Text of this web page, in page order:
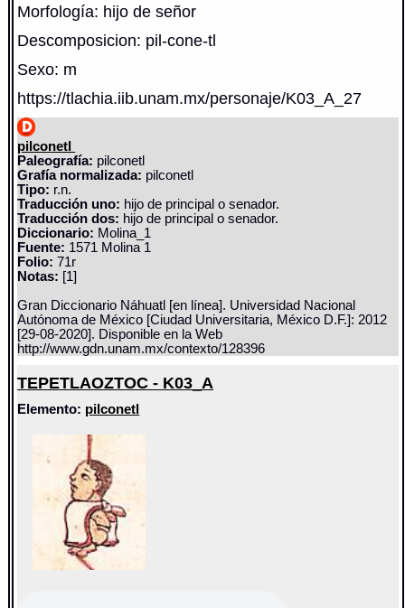
Morfología: hijo de señor
Descomposicion: pil-cone-tl
Sexo: m
https://tlachia.iib.unam.mx/personaje/K03_A_27
pilconetl
Paleografía: pilconetl
Grafía normalizada: pilconetl
Tipo: r.n.
Traducción uno: hijo de principal o senador.
Traducción dos: hijo de principal o senador.
Diccionario: Molina_1
Fuente: 1571 Molina 1
Folio: 71r
Notas: [1]
Gran Diccionario Náhuatl [en línea]. Universidad Nacional
Autónoma de México [Ciudad Universitaria, México D.F.]: 2012
[29-08-2020]. Disponible en la Web
http://www.gdn.unam.mx/contexto/128396
TEPETLAOZTOC - K03_A
Elemento: pilconetl